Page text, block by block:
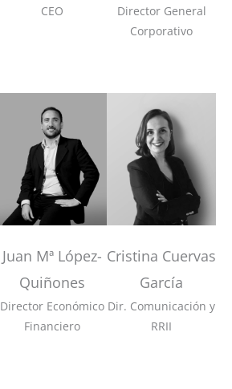
CEO
Director General
Corporativo
Juan Mª López-
Quiñones
Director Económico
Financiero
Cristina Cuervas
García
Dir. Comunicación y
RRII